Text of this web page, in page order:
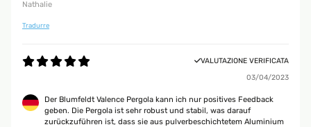
Nathalie
Tradurre
VALUTAZIONE VERIFICATA
03/04/2023
Der Blumfeldt Valence Pergola kann ich nur positives Feedback
geben. Die Pergola ist sehr robust und stabil, was darauf
zurückzuführen ist, dass sie aus pulverbeschichtetem Aluminium